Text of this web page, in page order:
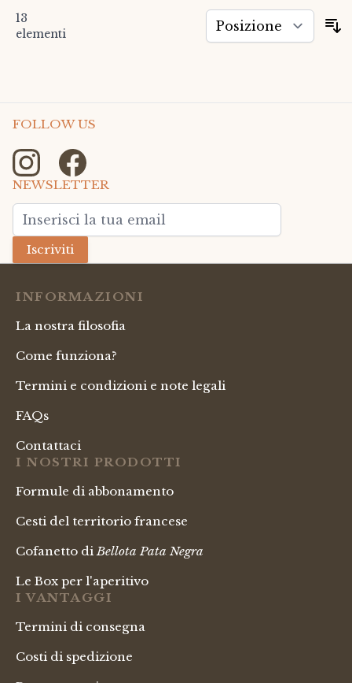
13
elementi
FOLLOW US
NEWSLETTER
Indirizzo email
Iscriviti
INFORMAZIONI
La nostra filosofia
Come funziona?
Termini e condizioni e note legali
FAQs
Contattaci
I NOSTRI PRODOTTI
Formule di abbonamento
Cesti del territorio francese
Cofanetto diBellota Pata Negra
Le Box per l'aperitivo
I VANTAGGI
Termini di consegna
Costi di spedizione